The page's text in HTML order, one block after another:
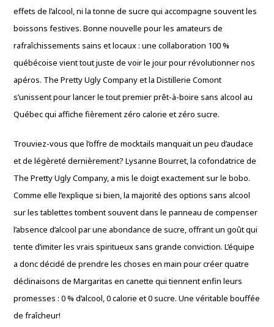
effets de l’alcool, ni la tonne de sucre qui accompagne souvent les
boissons festives. Bonne nouvelle pour les amateurs de
rafraîchissements sains et locaux : une collaboration 100 %
québécoise vient tout juste de voir le jour pour révolutionner nos
apéros. The Pretty Ugly Company et la Distillerie Comont
s’unissent pour lancer le tout premier prêt-à-boire sans alcool au
Québec qui affiche fièrement zéro calorie et zéro sucre.
Trouviez-vous que l’offre de mocktails manquait un peu d’audace
et de légèreté dernièrement? Lysanne Bourret, la cofondatrice de
The Pretty Ugly Company, a mis le doigt exactement sur le bobo.
Comme elle l’explique si bien, la majorité des options sans alcool
sur les tablettes tombent souvent dans le panneau de compenser
l’absence d’alcool par une abondance de sucre, offrant un goût qui
tente d’imiter les vrais spiritueux sans grande conviction. L’équipe
a donc décidé de prendre les choses en main pour créer quatre
déclinaisons de Margaritas en canette qui tiennent enfin leurs
promesses : 0 % d’alcool, 0 calorie et 0 sucre. Une véritable bouffée
de fraîcheur!